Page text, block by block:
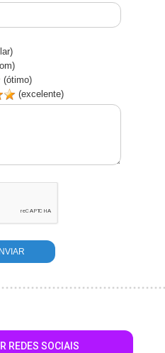
(ótimo)
(excelente)
REDES SOCIAIS